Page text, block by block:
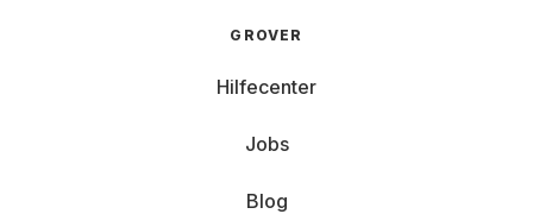
GROVER
Hilfecenter
Jobs
Blog